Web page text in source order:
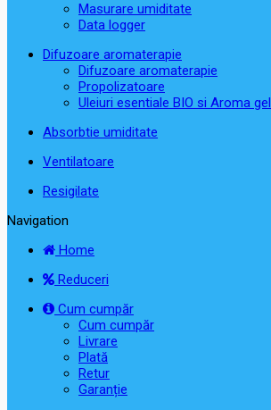
Masurare umiditate
Data logger
Difuzoare aromaterapie
Difuzoare aromaterapie
Propolizatoare
Uleiuri esentiale BIO si Aroma gel
Absorbtie umiditate
Ventilatoare
Resigilate
Navigation
Home
Reduceri
Cum cumpăr
Cum cumpăr
Livrare
Plată
Retur
Garanție